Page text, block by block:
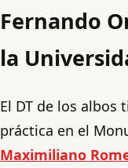
Fernando
la
El DT de los albos
práctica en el
Maximiliano